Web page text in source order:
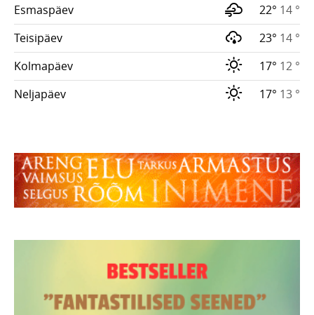
Esmaspäev
22° 14 °
Teisipäev
23° 14 °
Kolmapäev
17° 12 °
Neljapäev
17° 13 °